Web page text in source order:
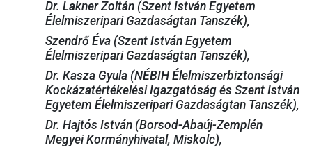
Dr. Lakner Zoltán (Szent István Egyetem
Élelmiszeripari Gazdaságtan Tanszék),
Szendrő Éva (Szent István Egyetem
Élelmiszeripari Gazdaságtan Tanszék),
Dr. Kasza Gyula (NÉBIH Élelmiszerbiztonsági
Kockázatértékelési Igazgatóság és Szent István
Egyetem Élelmiszeripari Gazdaságtan Tanszék),
Dr. Hajtós István (Borsod-Abaúj-Zemplén
Megyei Kormányhivatal, Miskolc),